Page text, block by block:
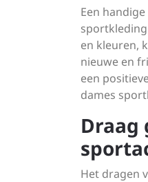
Een
en kleuren,
nieuwe en
een
dames
Draag
Het dragen